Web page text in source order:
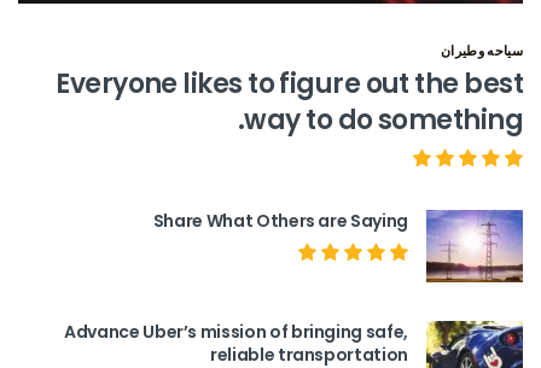
سياحه وطيران
Everyone likes to figure out the best
way to do something.
Share What Others are Saying
Advance Uber’s mission of bringing safe,
reliable transportation